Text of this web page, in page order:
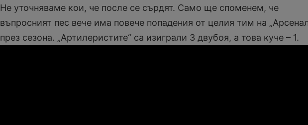
Не уточняваме кои, че после се сърдят. Само ще споменем, че
въпросният пес вече има повече попадения от целия тим на
през сезона. „Артилеристите“ са изиграли 3 двубоя, а това куче – 1.